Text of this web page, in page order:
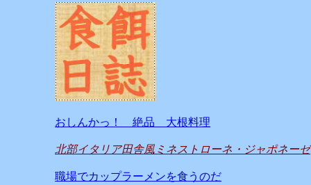
おしんかっ！ 絶品 大根料理
北部イタリア田舎風ミネストローネ・ジャポネーゼ
職場でカップラーメンを食うのだ